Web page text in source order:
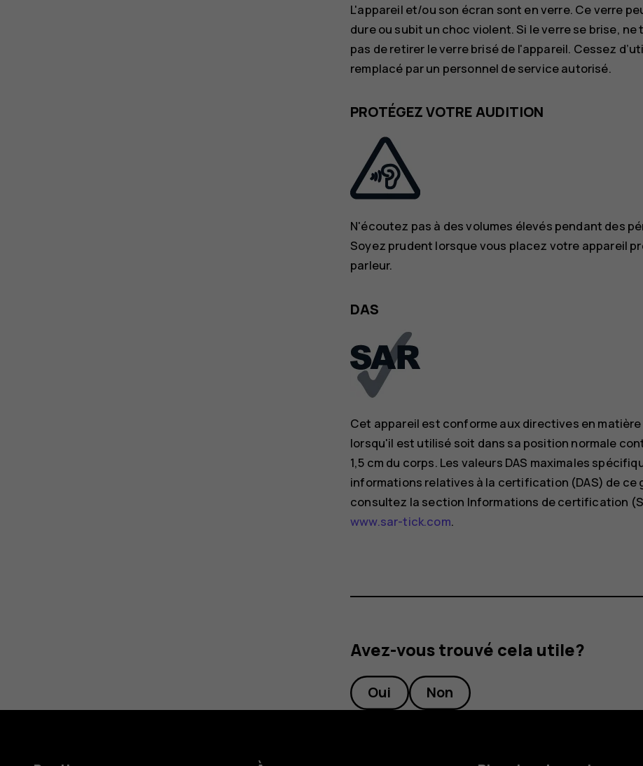
L'appareil et/ou son écran sont en verre. Ce verre
dure ou subit un choc violent. Si le verre se brise,
pas de retirer le verre brisé de l'appareil. Cessez
remplacé par un personnel de service autorisé.
PROTÉGEZ VOTRE AUDITION
N'écoutez pas à des volumes élevés pendant des
Soyez prudent lorsque vous placez votre appareil
parleur.
DAS
Cet appareil est conforme aux directives en
lorsqu'il est utilisé soit dans sa position normale
1,5 cm du corps. Les valeurs DAS maximales
informations relatives à la certification (DAS) de
consultez la section Informations de certification
www.sar-tick.com.
Avez-vous trouvé cela utile?
Oui Non